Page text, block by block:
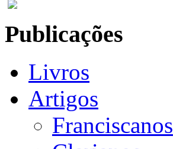
Publicações
Livros
Artigos
Franciscanos